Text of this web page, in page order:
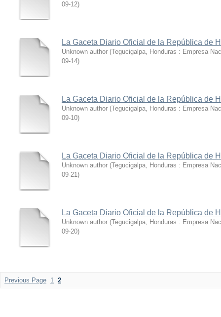
09-12)
La Gaceta Diario Oficial de la República de
Unknown author (Tegucigalpa, Honduras : Empresa
09-14)
La Gaceta Diario Oficial de la República de
Unknown author (Tegucigalpa, Honduras : Empresa
09-10)
La Gaceta Diario Oficial de la República de
Unknown author (Tegucigalpa, Honduras : Empresa
09-21)
La Gaceta Diario Oficial de la República de
Unknown author (Tegucigalpa, Honduras : Empresa
09-20)
Previous Page 1 2